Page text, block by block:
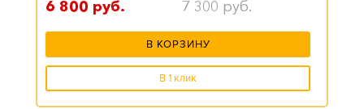
6 800 руб. 7 300 руб.
В КОРЗИНУ
В 1 клик